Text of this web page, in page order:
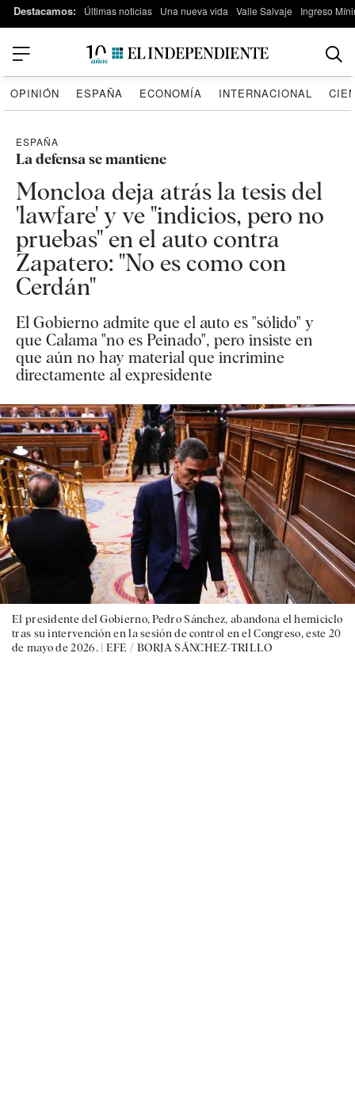
Destacamos: Últimas noticias Una nueva vida Valle Salvaje Ingreso
OPINIÓN ESPAÑA ECONOMÍA INTERNACIONAL
ESPAÑA
La defensa se mantiene
Moncloa deja atrás la tesis del
'lawfare' y ve "indicios, pero no
pruebas" en el auto contra
Zapatero: "No es como con
Cerdán"
El Gobierno admite que el auto es "sólido" y
que Calama "no es Peinado", pero insiste en
que aún no hay material que incrimine
directamente al expresidente
El presidente del Gobierno, Pedro Sánchez, abandona el hemiciclo
tras su intervención en la sesión de control en el Congreso, este 20
de mayo de 2026. | EFE / BORJA SÁNCHEZ-TRILLO